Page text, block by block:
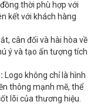
thời phù hợp với
kết với khách hàng
cân đối và hài hòa về
ý và tạo ấn tượng tích
Logo không chỉ là hình
thông mạnh mẽ, thể
lõi của thương hiệu.